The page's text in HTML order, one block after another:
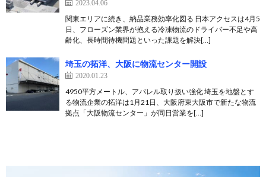
2023.04.06
関東エリアに続き、納品業務効率化図る 日本アクセスは4月5
日、フローズン業界が抱える冷凍物流のドライバー不足や高
齢化、長時間待機問題といった課題を解決[…]
埼玉の拓洋、大阪に物流センター開設
2020.01.23
4950平方メートル、アパレル取り扱い強化 埼玉を地盤とす
る物流企業の拓洋は1月21日、大阪府東大阪市で新たな物流
拠点「大阪物流センター」が同日営業を[…]